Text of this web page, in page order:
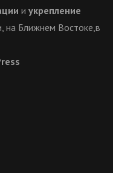
и укрепление
на Ближнем Востоке,в